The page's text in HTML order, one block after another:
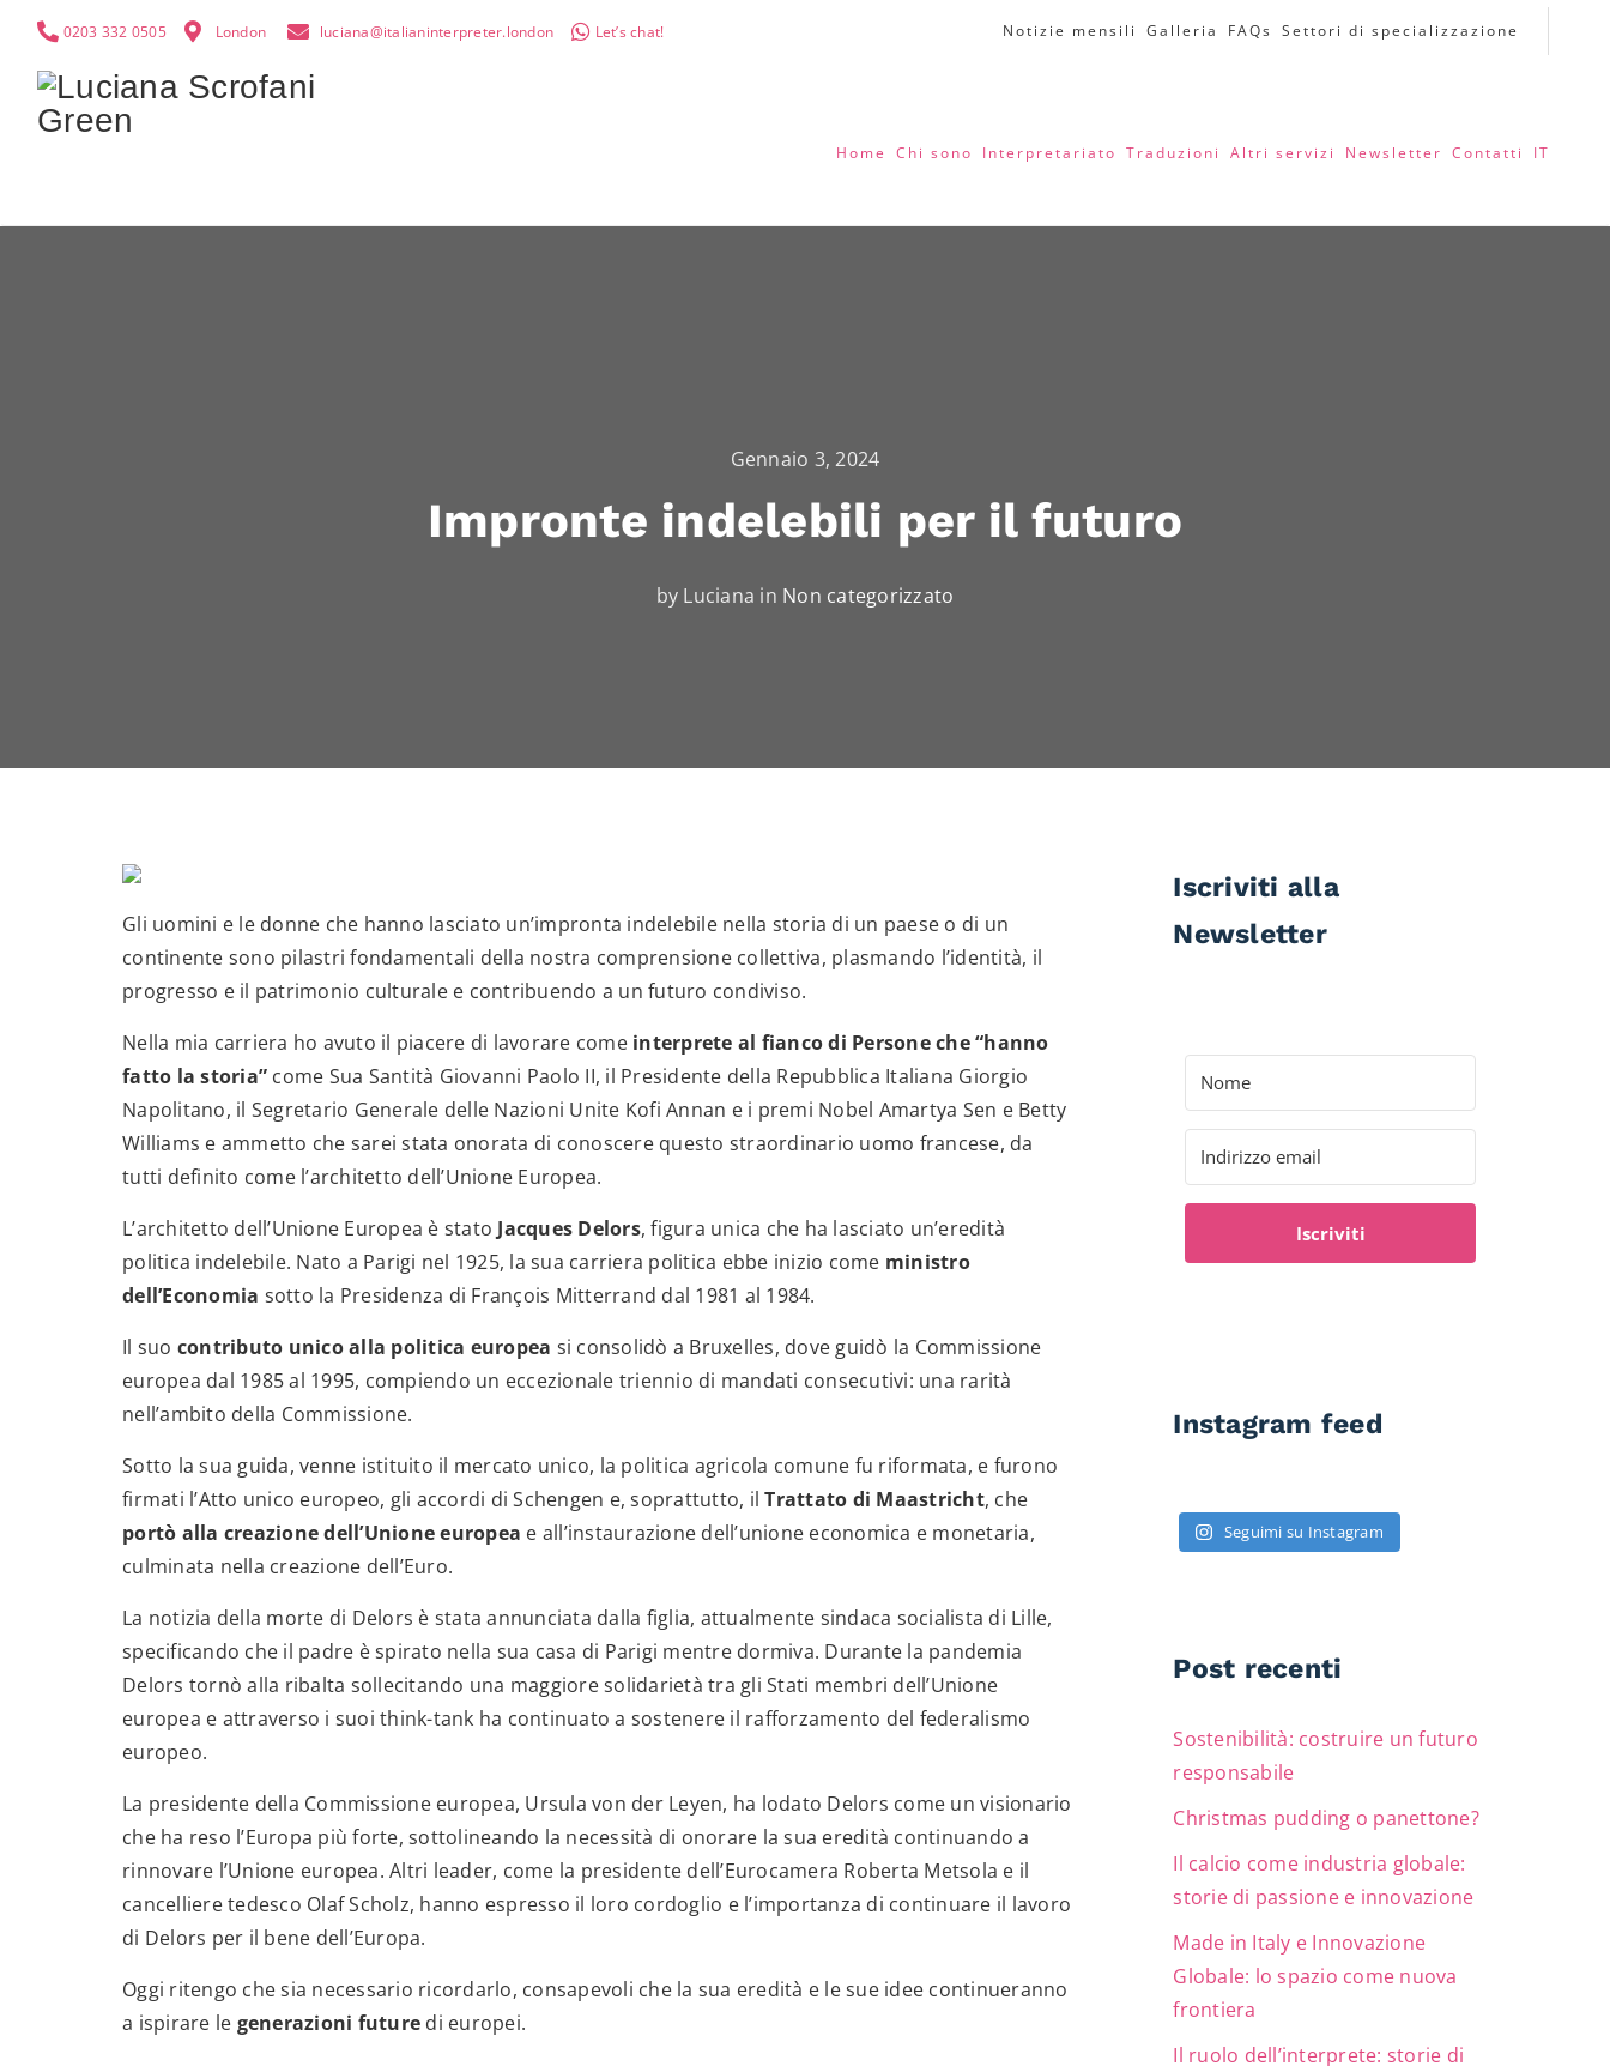
0203 332 0505 London luciana@italianinterpreter.london Let’s chat! Notizie mensili Galleria FAQs Settori di specializzazione
Home Chi sono Interpretariato Traduzioni Altri servizi Newsletter Contatti IT
Gennaio 3, 2024
Impronte indelebili per il futuro
by Luciana in Non categorizzato
Gli uomini e le donne che hanno lasciato un’impronta indelebile nella storia di un paese o di un
continente sono pilastri fondamentali della nostra comprensione collettiva, plasmando l’identità, il
progresso e il patrimonio culturale e contribuendo a un futuro condiviso.
Nella mia carriera ho avuto il piacere di lavorare come interprete al fianco di Persone che “hanno
fatto la storia” come Sua Santità Giovanni Paolo II, il Presidente della Repubblica Italiana Giorgio
Napolitano, il Segretario Generale delle Nazioni Unite Kofi Annan e i premi Nobel Amartya Sen e Betty
Williams e ammetto che sarei stata onorata di conoscere questo straordinario uomo francese, da
tutti definito come l’architetto dell’Unione Europea.
L’architetto dell’Unione Europea è stato Jacques Delors, figura unica che ha lasciato un’eredità
politica indelebile. Nato a Parigi nel 1925, la sua carriera politica ebbe inizio come ministro
dell’Economia sotto la Presidenza di François Mitterrand dal 1981 al 1984.
Il suo contributo unico alla politica europea si consolidò a Bruxelles, dove guidò la Commissione
europea dal 1985 al 1995, compiendo un eccezionale triennio di mandati consecutivi: una rarità
nell’ambito della Commissione.
Sotto la sua guida, venne istituito il mercato unico, la politica agricola comune fu riformata, e furono
firmati l’Atto unico europeo, gli accordi di Schengen e, soprattutto, ilTrattato di Maastricht, che
portò alla creazione dell’Unione europea e all’instaurazione dell’unione economica e monetaria,
culminata nella creazione dell’Euro.
La notizia della morte di Delors è stata annunciata dalla figlia, attualmente sindaca socialista di Lille,
specificando che il padre è spirato nella sua casa di Parigi mentre dormiva. Durante la pandemia
Delors tornò alla ribalta sollecitando una maggiore solidarietà tra gli Stati membri dell’Unione
europea e attraverso i suoi think-tank ha continuato a sostenere il rafforzamento del federalismo
europeo.
La presidente della Commissione europea, Ursula von der Leyen, ha lodato Delors come un visionario
che ha reso l’Europa più forte, sottolineando la necessità di onorare la sua eredità continuando a
rinnovare l’Unione europea. Altri leader, come la presidente dell’Eurocamera Roberta Metsola e il
cancelliere tedesco Olaf Scholz, hanno espresso il loro cordoglio e l’importanza di continuare il lavoro
di Delors per il bene dell’Europa.
Oggi ritengo che sia necessario ricordarlo, consapevoli che la sua eredità e le sue idee continueranno
a ispirare le generazioni future di europei.
Iscriviti alla
Newsletter
Iscriviti
Instagram feed
Seguimi su Instagram
Post recenti
Sostenibilità: costruire un futuro
responsabile
Christmas pudding o panettone?
Il calcio come industria globale:
storie di passione e innovazione
Made in Italy e Innovazione
Globale: lo spazio come nuova
frontiera
Il ruolo dell’interprete: storie di